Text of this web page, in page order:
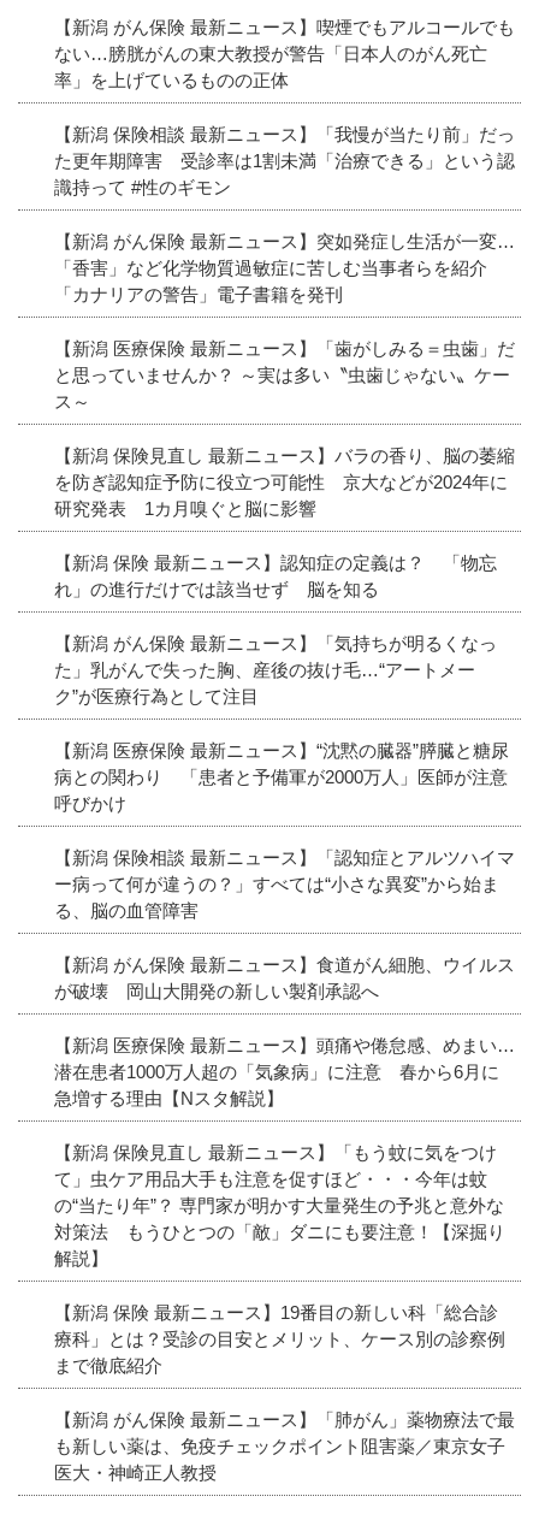
【新潟 がん保険 最新ニュース】喫煙でもアルコールでも
ない…膀胱がんの東大教授が警告「日本人のがん死亡
率」を上げているものの正体
【新潟 保険相談 最新ニュース】「我慢が当たり前」だっ
た更年期障害 受診率は1割未満「治療できる」という認
識持って #性のギモン
【新潟 がん保険 最新ニュース】突如発症し生活が一変…
「香害」など化学物質過敏症に苦しむ当事者らを紹介
「カナリアの警告」電子書籍を発刊
【新潟 医療保険 最新ニュース】「歯がしみる＝虫歯」だ
と思っていませんか？ ～実は多い〝虫歯じゃない〟ケー
ス～
【新潟 保険見直し 最新ニュース】バラの香り、脳の萎縮
を防ぎ認知症予防に役立つ可能性 京大などが2024年に
研究発表 1カ月嗅ぐと脳に影響
【新潟 保険 最新ニュース】認知症の定義は？ 「物忘
れ」の進行だけでは該当せず 脳を知る
【新潟 がん保険 最新ニュース】「気持ちが明るくなっ
た」乳がんで失った胸、産後の抜け毛…“アートメー
ク”が医療行為として注目
【新潟 医療保険 最新ニュース】“沈黙の臓器”膵臓と糖尿
病との関わり 「患者と予備軍が2000万人」医師が注意
呼びかけ
【新潟 保険相談 最新ニュース】「認知症とアルツハイマ
ー病って何が違うの？」すべては“小さな異変”から始ま
る、脳の血管障害
【新潟 がん保険 最新ニュース】食道がん細胞、ウイルス
が破壊 岡山大開発の新しい製剤承認へ
【新潟 医療保険 最新ニュース】頭痛や倦怠感、めまい…
潜在患者1000万人超の「気象病」に注意 春から6月に
急増する理由【Nスタ解説】
【新潟 保険見直し 最新ニュース】「もう蚊に気をつけ
て」虫ケア用品大手も注意を促すほど・・・今年は蚊
の“当たり年”？ 専門家が明かす大量発生の予兆と意外な
対策法 もうひとつの「敵」ダニにも要注意！【深掘り
解説】
【新潟 保険 最新ニュース】19番目の新しい科「総合診
療科」とは？受診の目安とメリット、ケース別の診察例
まで徹底紹介
【新潟 がん保険 最新ニュース】「肺がん」薬物療法で最
も新しい薬は、免疫チェックポイント阻害薬／東京女子
医大・神崎正人教授